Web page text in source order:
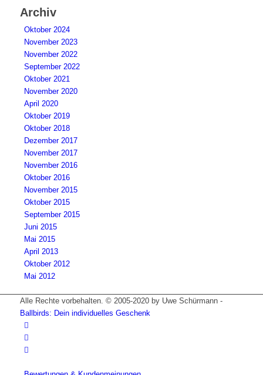
Archiv
Oktober 2024
November 2023
November 2022
September 2022
Oktober 2021
November 2020
April 2020
Oktober 2019
Oktober 2018
Dezember 2017
November 2017
November 2016
Oktober 2016
November 2015
Oktober 2015
September 2015
Juni 2015
Mai 2015
April 2013
Oktober 2012
Mai 2012
Alle Rechte vorbehalten. © 2005-2020 by Uwe Schürmann -
Ballbirds: Dein individuelles Geschenk